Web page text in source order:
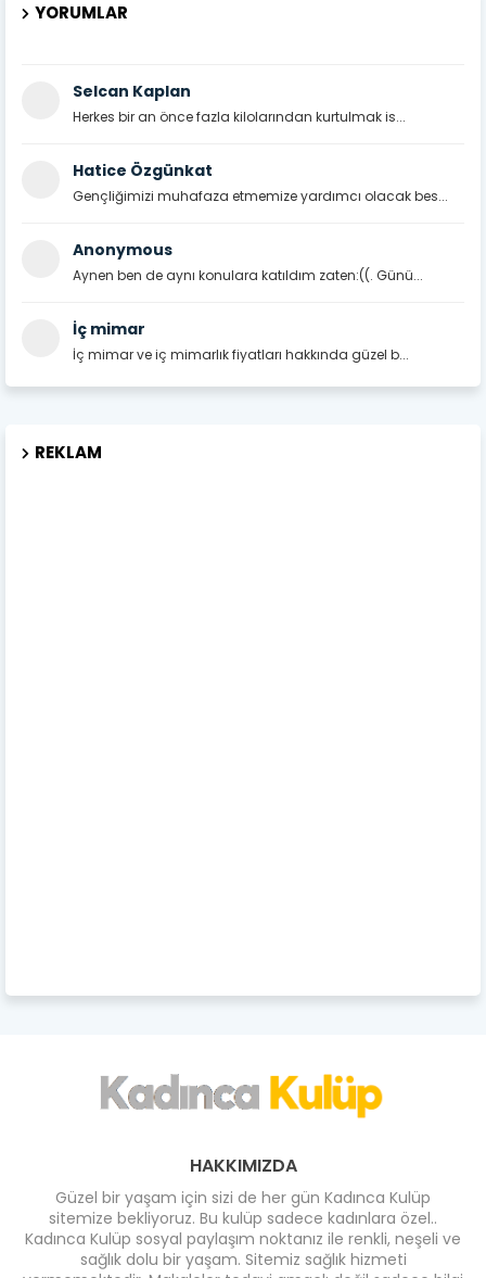
YORUMLAR
Selcan Kaplan
Herkes bir an önce fazla kilolarından kurtulmak is...
Hatice Özgünkat
Gençliğimizi muhafaza etmemize yardımcı olacak bes...
Anonymous
Aynen ben de aynı konulara katıldım zaten:((. Günü...
İç mimar
İç mimar ve iç mimarlık fiyatları hakkında güzel b...
REKLAM
HAKKIMIZDA
Güzel bir yaşam için sizi de her gün Kadınca Kulüp
sitemize bekliyoruz. Bu kulüp sadece kadınlara özel..
Kadınca Kulüp sosyal paylaşım noktanız ile renkli, neşeli ve
sağlık dolu bir yaşam. Sitemiz sağlık hizmeti